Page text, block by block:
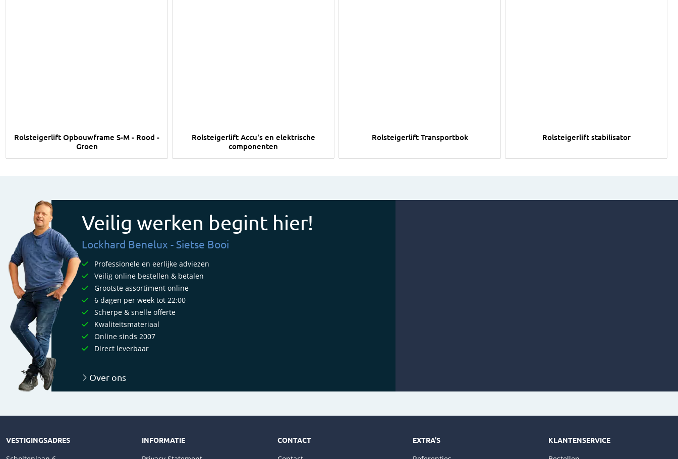
Rolsteigerlift Opbouwframe S-M - Rood -
Groen
Rolsteigerlift Accu's en elektrische
componenten
Rolsteigerlift Transportbok Rolsteigerlift stabilisator
Veilig werken begint hier!
Lockhard Benelux - Sietse Booi
Professionele en eerlijke adviezen
Veilig online bestellen & betalen
Grootste assortiment online
6 dagen per week tot 22:00
Scherpe & snelle offerte
Kwaliteitsmateriaal
Online sinds 2007
Direct leverbaar
Over ons
VESTIGINGSADRES INFORMATIE CONTACT EXTRA'S KLANTENSERVICE